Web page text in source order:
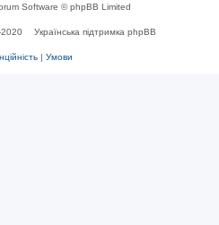
Software © phpBB Limited
2020 Українська підтримка phpBB
| Умови